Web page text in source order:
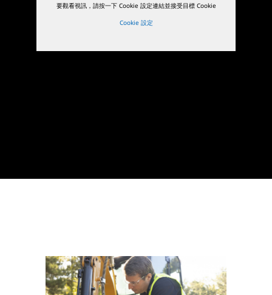
要觀看視訊，請按一下 Cookie 設定連結並接受目標 Cookie
Cookie 設定